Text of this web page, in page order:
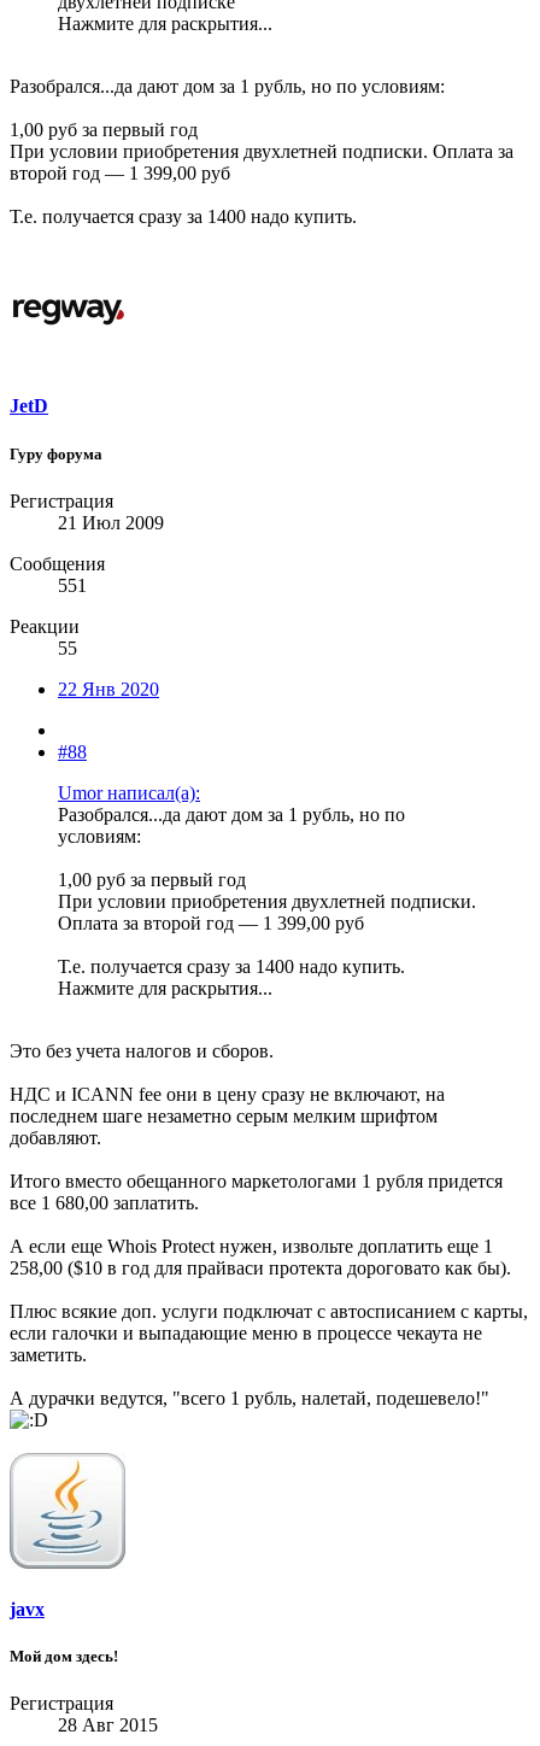
Нажмите для раскрытия...
Разобрался...да дают дом за 1 рубль, но по условиям:
1,00 руб за первый год
При условии приобретения двухлетней подписки. Оплата за
второй год — 1 399,00 руб
Т.е. получается сразу за 1400 надо купить.
JetD
Гуру форума
Регистрация
21 Июл 2009
Сообщения
551
Реакции
55
22 Янв 2020
#88
Umor написал(а):
Разобрался...да дают дом за 1 рубль, но по
условиям:
1,00 руб за первый год
При условии приобретения двухлетней подписки.
Оплата за второй год — 1 399,00 руб
Т.е. получается сразу за 1400 надо купить.
Нажмите для раскрытия...
Это без учета налогов и сборов.
НДС и ICANN fee они в цену сразу не включают, на
последнем шаге незаметно серым мелким шрифтом
добавляют.
Итого вместо обещанного маркетологами 1 рубля придется
все 1 680,00 заплатить.
А если еще Whois Protect нужен, извольте доплатить еще 1
258,00 ($10 в год для прайваси протекта дороговато как бы).
Плюс всякие доп. услуги подключат с автосписанием с карты,
если галочки и выпадающие меню в процессе чекаута не
заметить.
А дурачки ведутся, "всего 1 рубль, налетай, подешевело!"
javx
Мой дом здесь!
Регистрация
28 Авг 2015